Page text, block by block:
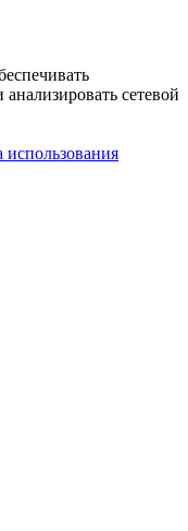
сетевой
использования